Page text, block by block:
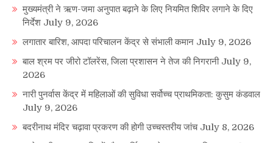
मुख्यमंत्री ने ऋण-जमा अनुपात बढ़ाने के लिए नियमित शिविर लगाने के दिए
निर्देश July 9, 2026
लगातार बारिश, आपदा परिचालन केंद्र से संभाली कमान July 9, 2026
बाल श्रम पर जीरो टॉलरेंस, जिला प्रशासन ने तेज की निगरानी July 9,
2026
नारी पुनर्वास केंद्र में महिलाओं की सुविधा सर्वोच्च प्राथमिकता: कुसुम कंडवाल
July 9, 2026
बदरीनाथ मंदिर चढ़ावा प्रकरण की होगी उच्चस्तरीय जांच July 8, 2026